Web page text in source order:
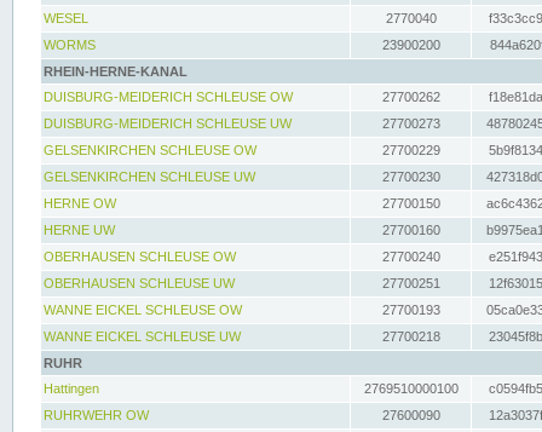
WESEL
2770040
WORMS
23900200
RHEIN-HERNE-KANAL
DUISBURG-MEIDERICH SCHLEUSE OW
27700262
DUISBURG-MEIDERICH SCHLEUSE UW
27700273
GELSENKIRCHEN SCHLEUSE OW
27700229
GELSENKIRCHEN SCHLEUSE UW
27700230
HERNE OW
27700150
HERNE UW
27700160
OBERHAUSEN SCHLEUSE OW
27700240
OBERHAUSEN SCHLEUSE UW
27700251
WANNE EICKEL SCHLEUSE OW
27700193
WANNE EICKEL SCHLEUSE UW
27700218
RUHR
Hattingen
2769510000100
RUHRWEHR OW
27600090